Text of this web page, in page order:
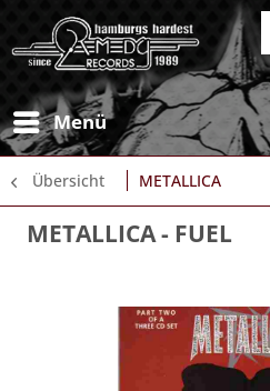
Menü
Übersicht METALLICA
METALLICA- FUEL